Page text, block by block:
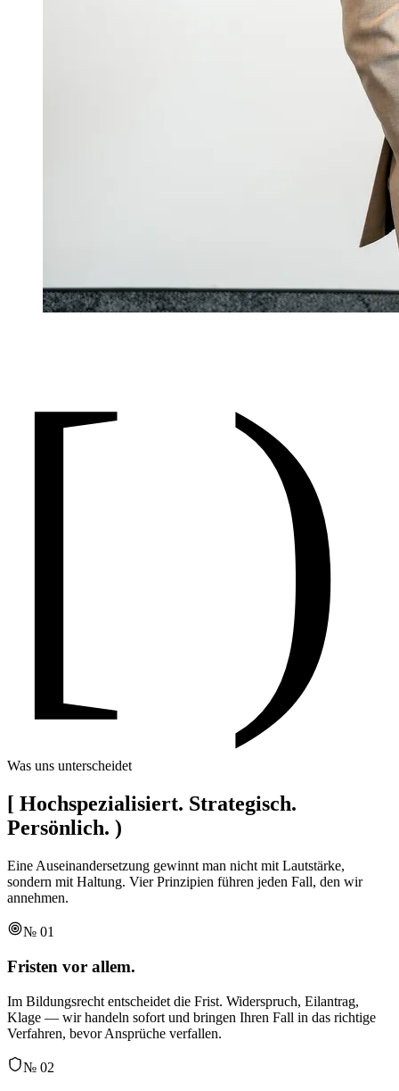
[ )
Was uns unterscheidet
[ Hochspezialisiert. Strategisch.
Persönlich. )
Eine Auseinandersetzung gewinnt man nicht mit Lautstärke,
sondern mit Haltung. Vier Prinzipien führen jeden Fall, den wir
annehmen.
№ 01
Fristen vor allem.
Im Bildungsrecht entscheidet die Frist. Widerspruch, Eilantrag,
Klage — wir handeln sofort und bringen Ihren Fall in das richtige
Verfahren, bevor Ansprüche verfallen.
№ 02